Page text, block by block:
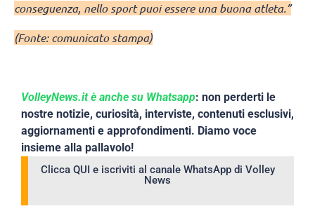
conseguenza, nello sport puoi essere una buona atleta.”
(Fonte: comunicato stampa)
VolleyNews.it è anche su Whatsapp: non perderti le
nostre notizie, curiosità, interviste, contenuti esclusivi,
aggiornamenti e approfondimenti. Diamo voce
insieme alla pallavolo!
Clicca QUI e iscriviti al canale WhatsApp di Volley
News